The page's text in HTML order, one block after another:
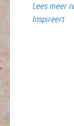
Lees meer
Inspireert